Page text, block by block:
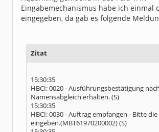
TLS: SSL-Ciphers ausgehandelt:
RSA-AES-256-GCM:AEAD
14:05:34
14:05:34
HBCI: 0010 - Nachricht
Dialog wurde nicht abgebrochen, PIN
ültig zu sein
14:05:34
AqHBCI abgeschlossen.
14:05:34
Freigeben von Benutzer "1"
14:05:35
Vorgang abgeschlossen, Sie können
Eingabemechanismus habe ich einmal
eingegeben, da gab es folgende
Zitat
15:30:35
HBCI: 0020 - Ausführungsbestätigung nach
Namensabgleich erhalten. (S)
15:30:35
HBCI: 0030 - Auftrag empfangen - Bitte die
eingeben.(MBT61970200002) (S)